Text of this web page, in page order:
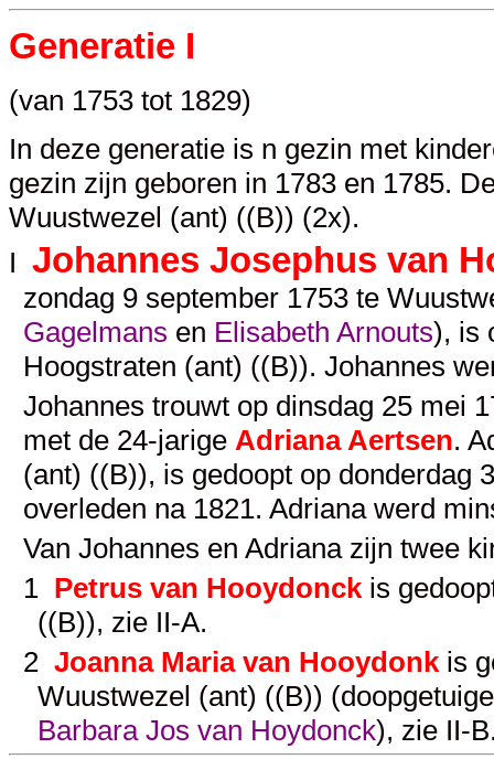
Generatie I
(van 1753 tot 1829)
In deze generatie is n gezin met
gezin zijn geboren in 1783 en 1785.
Wuustwezel (ant) ((B)) (2x).
I Johannes Josephus van
zondag 9 september 1753 te
Gagelmans en Elisabeth Arnouts), is
Hoogstraten (ant) ((B)). Johannes
Johannes trouwt op dinsdag 25 mei
met de 24-jarige Adriana Aertsen.
(ant) ((B)), is gedoopt op donderdag
overleden na 1821. Adriana werd
Van Johannes en Adriana zijn twee
1 Petrus van Hooydonckis
((B)), zie II-A.
2 Joanna Maria van Hooydonkis
Wuustwezel (ant) ((B))
Barbara Jos van Hoydonck), zie II-B